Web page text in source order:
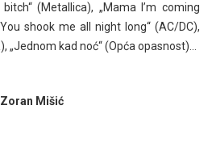
(Metallica), „Mama I’m coming
shook me all night long“ (AC/DC),
„Jednom kad noć“ (Opća opasnost)…
Zoran Mišić